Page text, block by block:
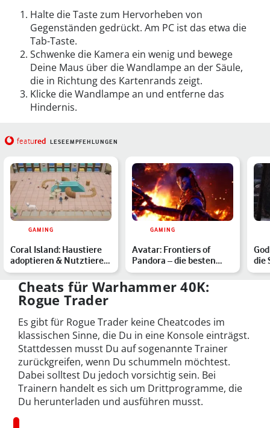
Halte die Taste zum Hervorheben von
Gegenständen gedrückt. Am PC ist das etwa die
Tab-Taste.
Schwenke die Kamera ein wenig und bewege
Deine Maus über die Wandlampe an der Säule,
die in Richtung des Kartenrands zeigt.
Klicke die Wandlampe an und entferne das
Hindernis.
featured LESEEMPFEHLUNGEN
GAMING
Coral Island: Haustiere
adoptieren & Nutztiere
kaufen – so funkti…
GAMING
Avatar: Frontiers of
Pandora – die besten
Tipps zum Spielstart
die
Cheats für Warhammer 40K:
Rogue Trader
Es gibt für Rogue Trader keine Cheatcodes im
klassischen Sinne, die Du in eine Konsole einträgst.
Stattdessen musst Du auf sogenannte Trainer
zurückgreifen, wenn Du schummeln möchtest.
Dabei solltest Du jedoch vorsichtig sein. Bei
Trainern handelt es sich um Drittprogramme, die
Du herunterladen und ausführen musst.